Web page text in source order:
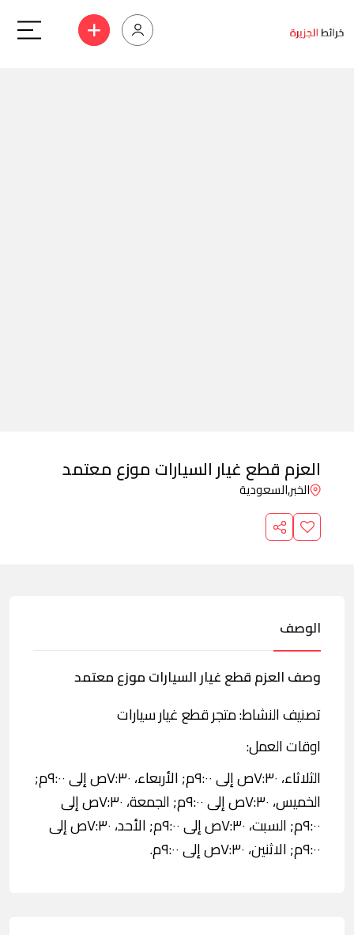
العزم قطع غيار السيارات موزع معتمد
الخبر,السعودية
الوصف
وصف العزم قطع غيار السيارات موزع معتمد
تصنيف النشاط: متجر قطع غيار سيارات
اوقات العمل:
الثلاثاء، ٧:٣٠ص إلى ٩:٠٠م; الأربعاء، ٧:٣٠ص إلى ٩:٠٠م;
الخميس، ٧:٣٠ص إلى ٩:٠٠م; الجمعة، ٧:٣٠ص إلى
٩:٠٠م; السبت، ٧:٣٠ص إلى ٩:٠٠م; الأحد، ٧:٣٠ص إلى
٩:٠٠م; الاثنين، ٧:٣٠ص إلى ٩:٠٠م.